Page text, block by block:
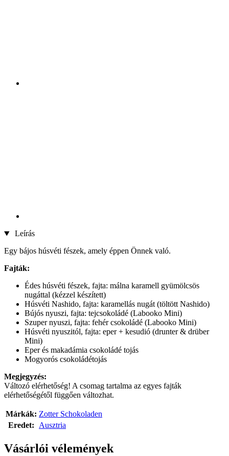
Leírás
Egy bájos húsvéti fészek, amely éppen Önnek való.
Fajták:
Édes húsvéti fészek, fajta: málna karamell gyümölcsös
nugáttal (kézzel készített)
Húsvéti Nashido, fajta: karamellás nugát (töltött Nashido)
Bújós nyuszi, fajta: tejcsokoládé (Labooko Mini)
Szuper nyuszi, fajta: fehér csokoládé (Labooko Mini)
Húsvéti nyuszitól, fajta: eper + kesudió (drunter & drüber
Mini)
Eper és makadámia csokoládé tojás
Mogyorós csokoládétojás
Megjegyzés:
Változó elérhetőség! A csomag tartalma az egyes fajták
elérhetőségétől függően változhat.
Márkák: Zotter Schokoladen
Eredet:
Ausztria
Vásárlói vélemények